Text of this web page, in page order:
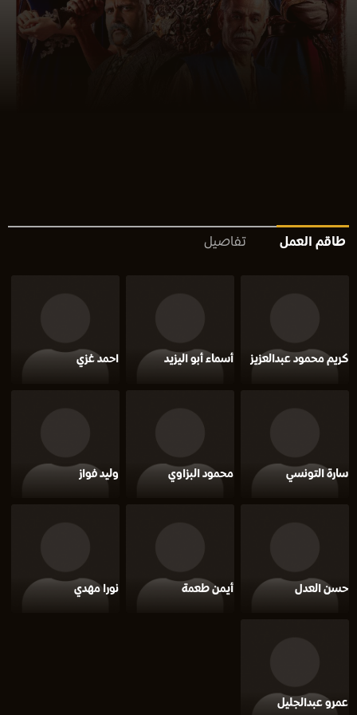
طاقم العمل تفاصيل
كريم محمود عبدالعزيز أسماء أبو اليزيد احمد غزي
سارة التونسي محمود البزاوي وليد فواز
حسن العدل أيمن طعمة نورا مهدي
عمرو عبدالجليل